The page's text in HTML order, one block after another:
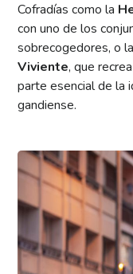
Cofradías como la
con uno de los
sobrecogedores, o la
Viviente, que
parte esencial de la
gandiense.